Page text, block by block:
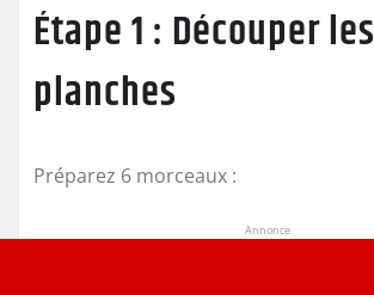
Étape 1 : Découper les
planches
Préparez 6 morceaux :
Annonce